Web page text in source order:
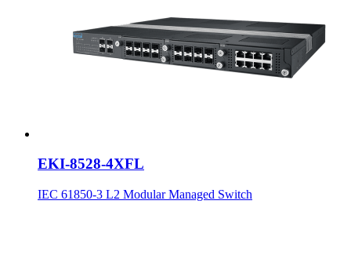
EKI-8528-4XFL
IEC 61850-3 L2 Modular Managed Switch